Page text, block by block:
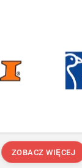
ZOBACZ WIĘCEJ